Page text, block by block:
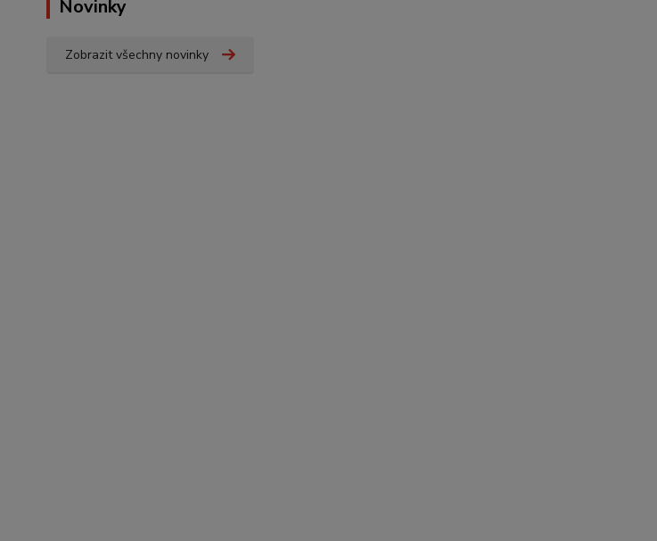
Novinky
Zobrazit všechny novinky